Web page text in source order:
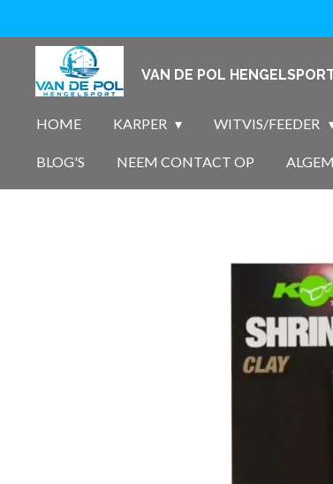
direct
VAN DE POL
HOME KARPER WITVIS/FEEDER
BLOG'S NEEM CONTACT OP